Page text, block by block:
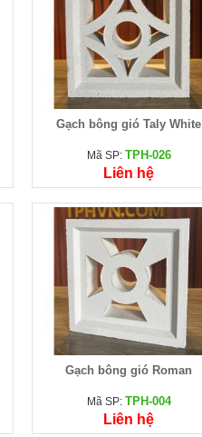
Đá xanh Thanh Hóa
Mã SP:
Liên hệ
Gạch bông gió Taly White
Mã SP: TPH-026
Liên hệ
Gạch bông gió Roman
Mã SP: TPH-004
Liên hệ